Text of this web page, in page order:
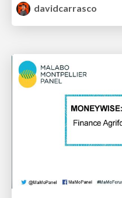
davidcarrasco